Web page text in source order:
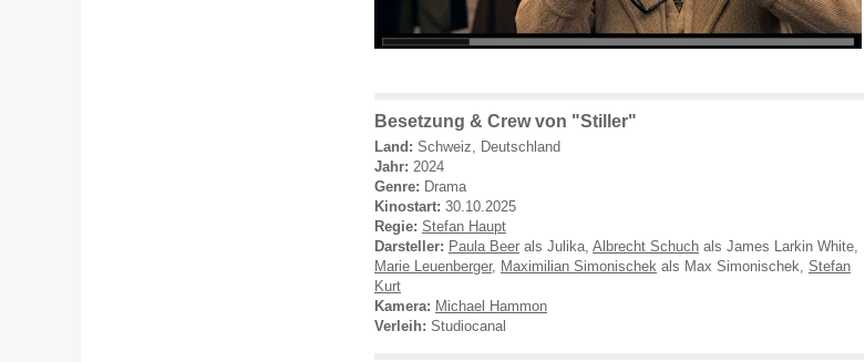
Besetzung & Crew von "Stiller"
Land: Schweiz, Deutschland
Jahr: 2024
Genre: Drama
Kinostart: 30.10.2025
Regie: Stefan Haupt
Darsteller: Paula Beer als Julika, Albrecht Schuch als James Larkin White,
Marie Leuenberger, Maximilian Simonischek als Max Simonischek, Stefan
Kurt
Kamera: Michael Hammon
Verleih: Studiocanal